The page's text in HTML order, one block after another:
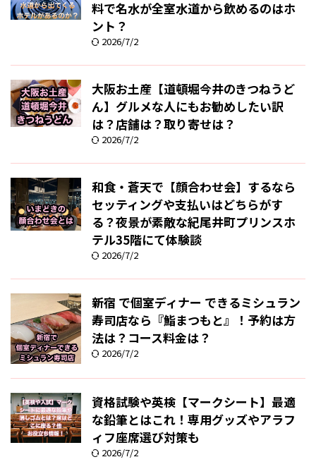
料で名水が全室水道から飲めるのはホ
ント？
2026/7/2
大阪お土産【道頓堀今井のきつねうど
ん】グルメな人にもお勧めしたい訳
は？店舗は？取り寄せは？
2026/7/2
和食・蒼天で【顔合わせ会】するなら
セッティングや支払いはどちらがす
る？夜景が素敵な紀尾井町プリンスホ
テル35階にて体験談
2026/7/2
新宿 で個室ディナー できるミシュラン
寿司店なら『鮨まつもと』！予約は方
法は？コース料金は？
2026/7/2
資格試験や英検【マークシート】最適
な鉛筆とはこれ！専用グッズやアラフ
ィフ座席選び対策も
2026/7/2